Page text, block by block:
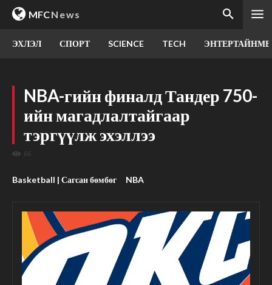
MFCNews
ЭХЛЭЛ СПОРТ SCIENCE TECH
NBA-гийн финалд Тандер 750-
ийн магадлалтайгаар
тэргүүлж эхэллээ
66
Basketball | Сагсан бөмбөг NBA